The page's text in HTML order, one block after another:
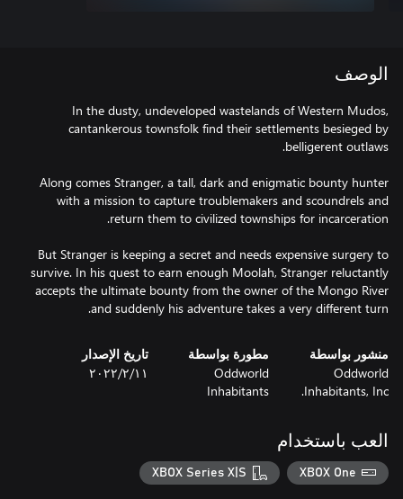
الوصف
In the dusty, undeveloped wastelands of Western Mudos,
cantankerous townsfolk find their settlements besieged by
Along comes Stranger, a tall, dark and enigmatic bounty hunter
with a mission to capture troublemakers and scoundrels and
But Stranger is keeping a secret and needs expensive surgery to
survive. In his quest to earn enough Moolah, Stranger reluctantly
accepts the ultimate bounty from the owner of the Mongo River
and suddenly his adventure takes a very different turn.
منشور بواسطة
Oddworld
Inhabitants, Inc.
مطورة بواسطة
Oddworld
Inhabitants
تاريخ الإصدار
١١‏/٢‏/٢٠٢٢
العب باستخدام
XBOX One
XBOX Series X|S